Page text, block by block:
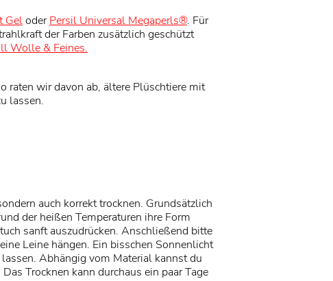
GeloderPersil Universal Megaperls®. Für
der Farben zusätzlich geschützt
Wolle & Feines.
raten wir davon ab, ältere Plüschtiere mit
lassen.
auch korrekt trocknen. Grundsätzlich
der heißen Temperaturen ihre Form
sanft auszudrücken. Anschließend bitte
Leine hängen. Ein bisschen Sonnenlicht
Abhängig vom Material kannst du
Trocknen kann durchaus ein paar Tage